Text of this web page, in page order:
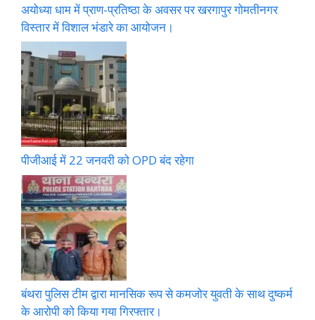
अयोध्या धाम में प्राण-प्रतिष्ठा के अवसर पर खरगापुर गोमतीनगर
विस्तार में विशाल भंडारे का आयोजन।
पीजीआई में 22 जनवरी को OPD बंद रहेगा
बंथरा पुलिस टीम द्वारा मानसिक रूप से कमजोर युवती के साथ दुष्कर्म
के आरोपी को किया गया गिरफ्तार।